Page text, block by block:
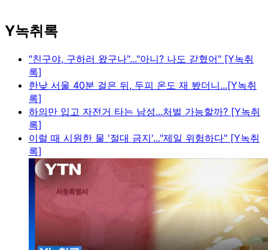
Y녹취록
"친구야, 구하러 왔구나"..."아니? 나도 갇혔어" [Y녹취
록]
한낮 서울 40분 걸은 뒤, 두피 온도 재 봤더니...[Y녹취
록]
하의만 입고 자전거 타는 남성...처벌 가능할까? [Y녹취
록]
이럴 때 시원한 물 '절대 금지'..."제일 위험하다" [Y녹취
록]